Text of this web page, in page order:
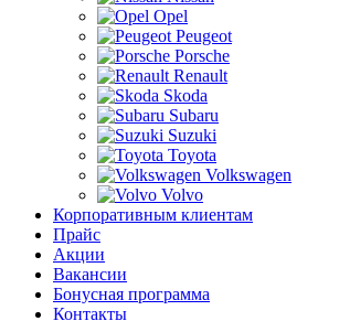
Opel
Peugeot
Porsche
Renault
Skoda
Subaru
Suzuki
Toyota
Volkswagen
Volvo
Корпоративным клиентам
Прайс
Акции
Вакансии
Бонусная программа
Контакты